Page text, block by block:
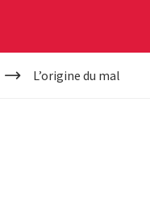
L’origine du mal